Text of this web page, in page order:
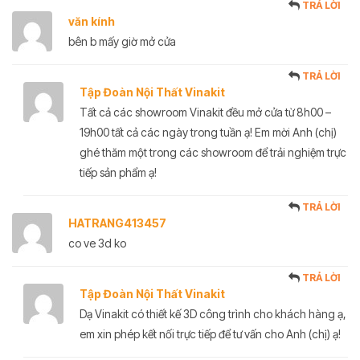
văn kính
TRẢ LỜI
bên b mấy giờ mở cửa
Tập Đoàn Nội Thất Vinakit
TRẢ LỜI
Tất cả các showroom Vinakit đều mở cửa từ 8h00 –
19h00 tất cả các ngày trong tuần ạ! Em mời Anh (chị)
ghé thăm một trong các showroom để trải nghiệm trực
tiếp sản phẩm ạ!
HATRANG413457
TRẢ LỜI
co ve 3d ko
Tập Đoàn Nội Thất Vinakit
TRẢ LỜI
Dạ Vinakit có thiết kế 3D công trình cho khách hàng ạ,
em xin phép kết nối trực tiếp để tư vấn cho Anh (chị) ạ!